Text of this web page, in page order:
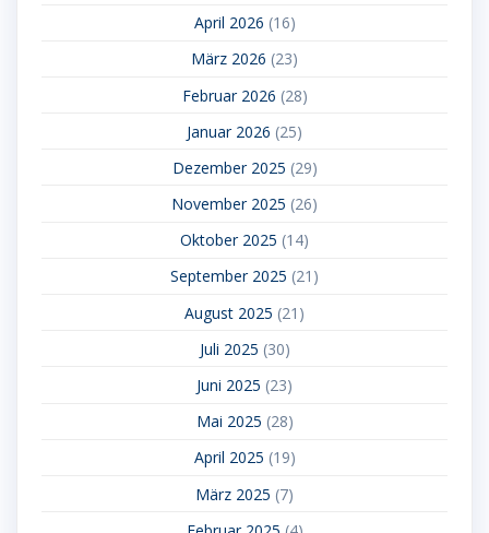
April 2026 (16)
März 2026 (23)
Februar 2026 (28)
Januar 2026 (25)
Dezember 2025 (29)
November 2025 (26)
Oktober 2025 (14)
September 2025 (21)
August 2025 (21)
Juli 2025 (30)
Juni 2025 (23)
Mai 2025 (28)
April 2025 (19)
März 2025 (7)